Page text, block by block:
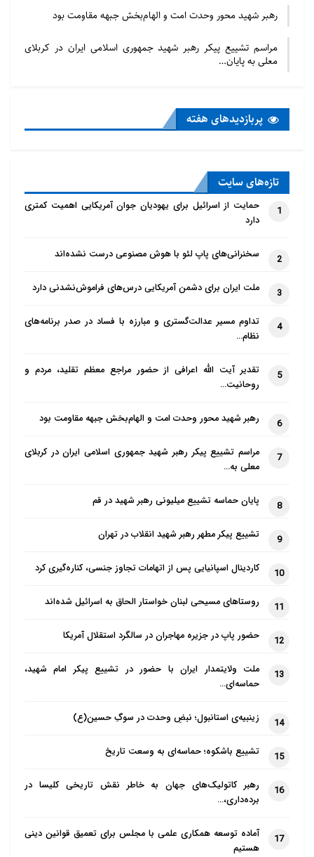
رهبر شهید محور وحدت امت و الهام‌بخش جبهه مقاومت بود
مراسم تشییع پیکر رهبر شهید جمهوری اسلامی ایران در کربلای
معلی به پایان…
پربازدید‌های هفته
تازه‌‌های سایت
1
حمایت از اسرائیل برای یهودیان جوان آمریکایی اهمیت کمتری
دارد
2 سخنرانی‌های پاپ لئو با هوش مصنوعی درست نشده‌اند
3 ملت ایران برای دشمن آمریکایی درس‌های فراموش‌نشدنی دارد
4
تداوم مسیر عدالت‌گستری و مبارزه با فساد در صدر برنامه‌های
نظام…
5
تقدیر آیت الله اعرافی از حضور مراجع معظم تقلید، مردم و
روحانیت…
6 رهبر شهید محور وحدت امت و الهام‌بخش جبهه مقاومت بود
7
مراسم تشییع پیکر رهبر شهید جمهوری اسلامی ایران در کربلای
معلی به…
8 پایان حماسه تشییع میلیونی رهبر شهید در قم
9 تشییع پیکر مطهر رهبر شهید انقلاب در تهران
10 کاردینال اسپانیایی پس از اتهامات تجاوز جنسی، کناره‌گیری کرد
11 روستاهای مسیحی لبنان خواستار الحاق به اسرائیل شده‌اند
12 حضور پاپ در جزیره مهاجران در سالگرد استقلال آمریکا
13
ملت ولایتمدار ایران با حضور در تشییع پیکر امام شهید،
حماسه‌ای…
14 زینبیه‌ی استانبول؛ نبضِ وحدت در سوگِ حسین(ع)
15 تشییع باشکوه؛ حماسه‌ای به وسعت تاریخ
16
رهبر کاتولیک‌های جهان به خاطر نقش تاریخی کلیسا در
برده‌داری،…
17
آماده توسعه همکاری علمی با مجلس برای تعمیق قوانین دینی
هستیم